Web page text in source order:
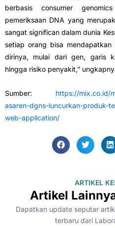
berbasis consumer
pemeriksaan DNA yang
sangat significan dalam dunia
setiap orang bisa
dirinya, mulai dari gen, garis
hingga risiko penyakit,”
Sumber: https://mix.co.id/
asaren-dgns-luncurkan-produk-
web-application/
ARTIKEL
Artikel
Dapatkan update seputar
terbaru dari